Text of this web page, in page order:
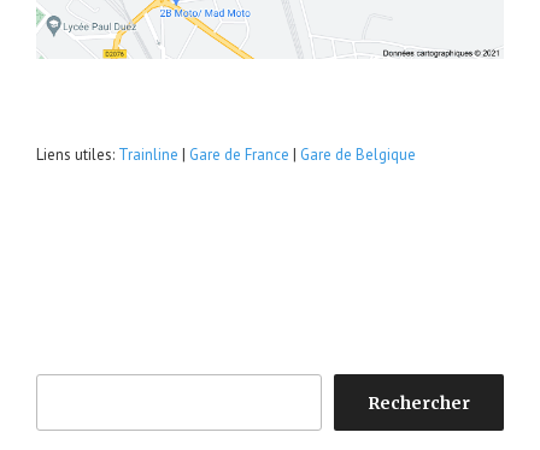
Liens utiles: Trainline | Gare de France | Gare de Belgique
Rechercher